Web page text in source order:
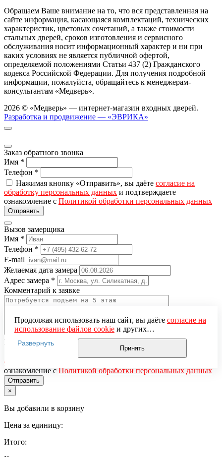
Обращаем Ваше внимание на то, что вся представленная на
сайте информация, касающаяся комплектаций, технических
характеристик, цветовых сочетаний, а также стоимости
стальных дверей, сроков изготовления и сервисного
обслуживания носит информационный характер и ни при
каких условиях не является публичной офертой,
определяемой положениями Статьи 437 (2) Гражданского
кодекса Российской Федерации. Для получения подробной
информации, пожалуйста, обращайтесь к менеджерам-
консультантам «Медверь».
2026 © «Медверь» — интернет-магазин входных дверей.
Разработка и продвижение — «ЭВРИКА»
Заказ обратного звонка
Имя *
Телефон *
Нажимая кнопку «Отправить», вы даёте согласие на
обработку персональных данных и подтверждаете
ознакомление с Политикой обработки персональных данных
Вызов замерщика
Имя *
Телефон *
E-mail
Желаемая дата замера
Адрес замера *
Комментарий к заявке
Понравившаяся модель
Нажимая кнопку «Отправить», вы даёте
обработку персональных данных
ознакомление с Политикой обработки персональных данных
Продолжая использовать наш сайт, вы даёте согласие на
использование файлов cookieи других
пользовательских данных (включая IP-адрес, сведения о
местоположении, устройстве, действиях на сайте и т. п.)
для функционирования сайта, проведения
использования систем аналитики (например,
Яндекс.Метрика), в соответствии с нашей
настройте ограничения в браузере или покиньте сайт.
Развернуть
Принять
×
Вы добавили в корзину
Цена за единицу:
Итого: